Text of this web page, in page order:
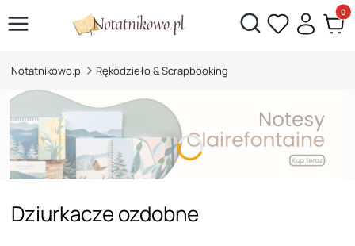
Otwórz wyszukiwarkę
Notatnikowo.pl Rękodzieło & Scrapbooking
Dziurkacze ozdobne